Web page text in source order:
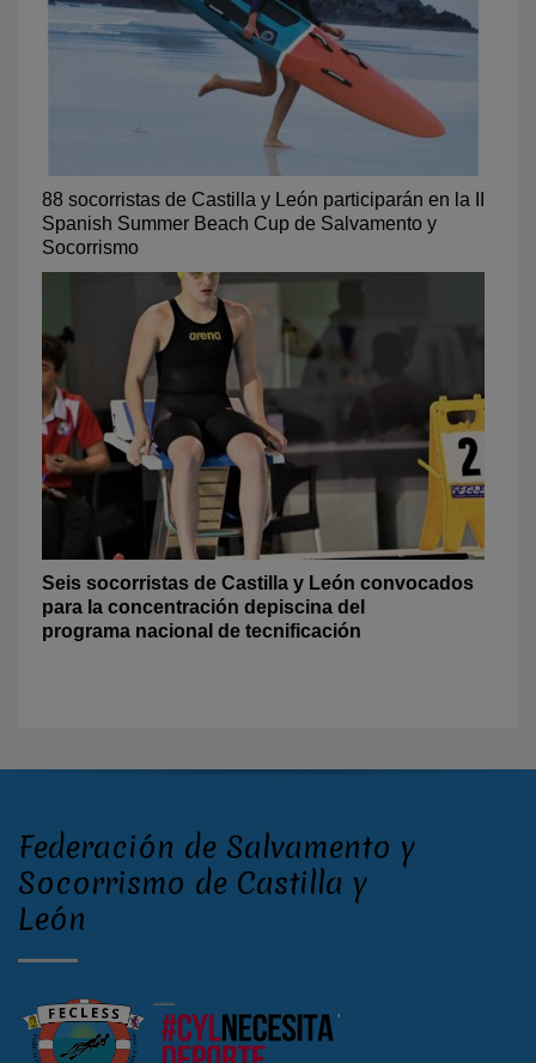
88 socorristas de Castilla y León participarán en la II
Spanish Summer Beach Cup de Salvamento y
Socorrismo
Seis socorristas de Castilla y León convocados
para la concentración depiscina del
programa nacional de tecnificación
Federación de Salvamento y
Socorrismo de Castilla y
León